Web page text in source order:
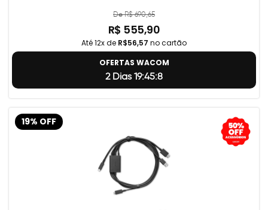
De R$ 690,65
R$ 555,90
Até 12x de R$56,57 no cartão
OFERTAS WACOM
2 Dias 19:45:7
19% OFF